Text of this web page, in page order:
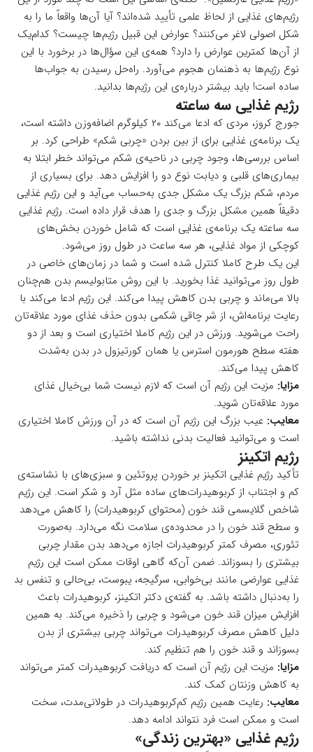
رژیم‌های غذایی از لحاظ علمی تأیید شده‌اند؟ آیا آن‌ها واقعاً ما را به
شکل اصولی لاغر می‌کنند؟ عوارض این قبیل رژیم‌ها چیست؟ کدام‌یک
از آن‌ها کمترین عوارض را دارد؟ همه‌ی این سؤال‌ها در برخورد با این
نوع رژیم‌ها به ذهنمان هجوم می‌آورد. راه‌حل رسیدن به جواب‌ها
ساده است! باید بیشتر درباره‌ی این رژیم‌ها بدانید.
رژیم غذایی سه ساعته
جورج کروز، مردی که ادعا می‌کند ۲۰ کیلوگرم اضافه‌وزن داشته است،
یک برنامه‌ی غذایی برای از بین بردن «چربی شکم» طراحی کرد. بر
اساس بررسی‌ها، وجود چربی در ناحیه‌ی شکم می‌تواند خطر ابتلا به
بیماری‌های قلبی و دیابت نوع دو را افزایش دهد. برای بسیاری از
مردم، شکم بزرگ یک مشکل جدی به‌حساب می‌آید و این رژیم غذایی
دقیقاً همین مشکل بزرگ و جدی را هدف قرار داده است. رژیم غذایی
سه ساعته یک برنامه‌ی غذایی است که شامل خوردن بخش‌های
کوچکی از مواد غذایی، هر سه ساعت در طول روز می‌شود.
این یک طرح کاملا کنترل شده است و شما در زمان‌های خاصی در
طول روز می‌توانید غذا بخورید. با این روش متابولیسم بدن هم‌چنان
بالا می‌ماند و چربی بدن کاهش پیدا می‌کند. این رژیم ادعا می‌کند با
رعایت برنامه‌اش، از شر چاقی شکمی بدون حذف غذای مورد علاقه‌تان
راحت می‌شوید. ورزش در این رژیم کاملا اختیاری است و بعد از دو
هفته سطح هورمون استرس یا همان کورتیزول در بدن به‌شدت
کاهش پیدا می‌کند.
مزایا: مزیت این رژیم آن است که لازم نیست شما بی‌خیال غذای
مورد علاقه‌تان شوید.
معایب: عیب بزرگ این رژیم آن است که در آن ورزش کاملا اختیاری
است و می‌توانید فعالیت بدنی نداشته باشید.
رژیم اتکینز
تأکید رژیم غذایی اتکینز بر خوردن پروتئین و سبزی‌های با نشاسته‌ی
کم و اجتناب از کربوهیدرات‌های ساده مثل آرد و شکر است. این رژیم
شاخص گلایسمی قند خون (محتوای کربوهیدرات) را کاهش می‌دهد
و سطح قند خون را در محدوده‌ی سلامت نگه می‌دارد. به‌صورت
تئوری، مصرف کمتر کربوهیدرات اجازه می‌دهد بدن مقدار چربی
بیشتری را بسوزاند. ضمن آن‌که گاهی اوقات ممکن است این رژیم
غذایی عوارضی مانند بی‌خوابی، سرگیجه، یبوست، بی‌حالی و تنفس بد
را به‌دنبال داشته باشد. به گفته‌ی دکتر اتکینز، کربوهیدرات باعث
افزایش میزان قند خون می‌شود و چربی را ذخیره می‌کند. به همین
دلیل کاهش مصرف کربوهیدرات می‌تواند چربی بیشتری از بدن
بسوزاند و قند خون را هم تنظیم کند.
مزایا: مزیت این رژیم آن است که دریافت کربوهیدرات کمتر می‌تواند
به کاهش وزنتان کمک کند.
معایب: رعایت همین رژیم کم‌کربوهیدرات در طولانی‌مدت، سخت
است و ممکن است فرد نتواند ادامه دهد.
رژیم غذایی «بهترین زندگی»